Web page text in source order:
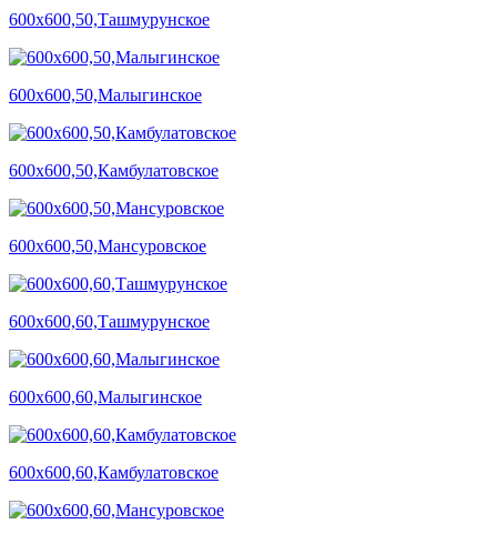
600х600,50,Ташмурунское
600х600,50,Малыгинское
600х600,50,Камбулатовское
600х600,50,Мансуровское
600х600,60,Ташмурунское
600х600,60,Малыгинское
600х600,60,Камбулатовское